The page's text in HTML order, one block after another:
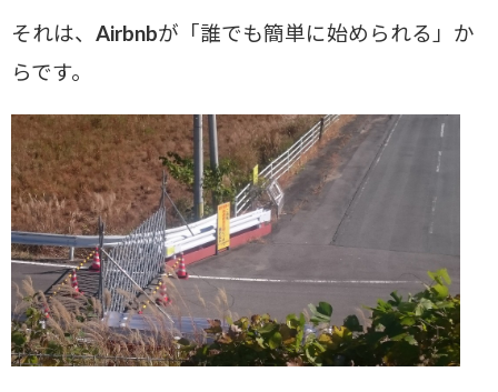
それは、Airbnbが「誰でも簡単に始められる」か
らです。